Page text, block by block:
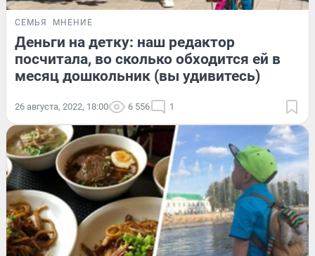
СЕМЬЯ МНЕНИЕ
Деньги на детку: наш редактор
посчитала, во сколько обходится ей в
месяц дошкольник (вы удивитесь)
26 августа, 2022, 18:00 6 556 1